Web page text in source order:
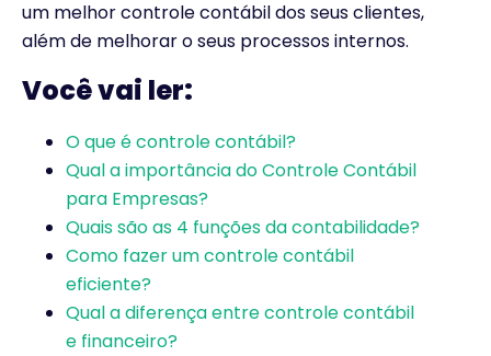
um melhor controle contábil dos seus clientes,
além de melhorar o seus processos internos.
Você vai ler:
O que é controle contábil?
Qual a importância do Controle Contábil
para Empresas?
Quais são as 4 funções da contabilidade?
Como fazer um controle contábil
eficiente?
Qual a diferença entre controle contábil
e financeiro?